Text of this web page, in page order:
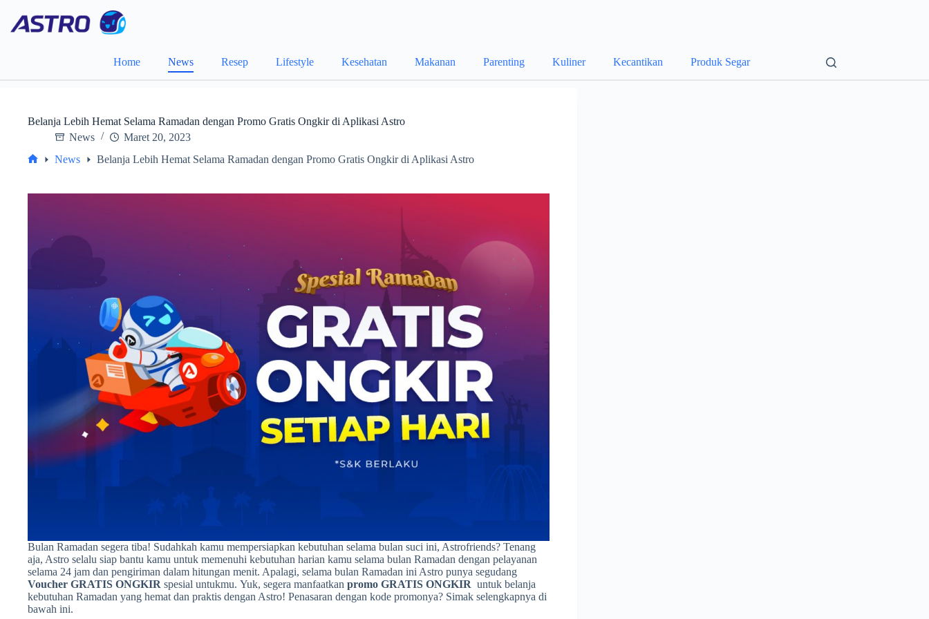
content
Home News Resep Lifestyle Kesehatan Makanan Parenting Kuliner Kecantikan Produk Segar
Belanja Lebih Hemat Selama Ramadan dengan Promo Gratis Ongkir di Aplikasi Astro
News
Maret 20, 2023
News Belanja Lebih Hemat Selama Ramadan dengan Promo Gratis Ongkir di Aplikasi Astro
Bulan Ramadan segera tiba! Sudahkah kamu mempersiapkan kebutuhan selama bulan suci ini, Astrofriends? Tenang
aja, Astro selalu siap bantu kamu untuk memenuhi kebutuhan harian kamu selama bulan Ramadan dengan pelayanan
selama 24 jam dan pengiriman dalam hitungan menit. Apalagi, selama bulan Ramadan ini Astro punya segudang
Voucher GRATIS ONGKIR spesial untukmu. Yuk, segera manfaatkan promo GRATIS ONGKIR untuk belanja
kebutuhan Ramadan yang hemat dan praktis dengan Astro! Penasaran dengan kode promonya? Simak selengkapnya di
bawah ini.